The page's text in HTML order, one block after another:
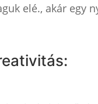
elé., akár egy